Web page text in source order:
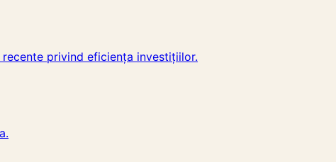
privind eficiența investițiilor.